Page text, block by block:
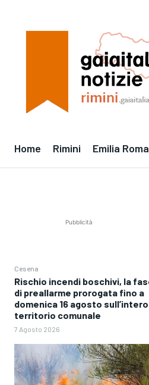
Home Rimini Emilia
Pubblicità
Cesena
Rischio incendi boschivi, la
di preallarme prorogata fino a
domenica 16 agosto sull’intero
territorio comunale
7 Agosto 2026